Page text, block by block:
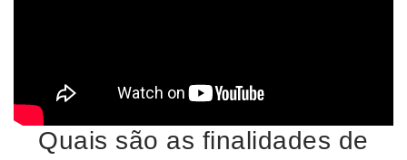
Quais são as finalidades de